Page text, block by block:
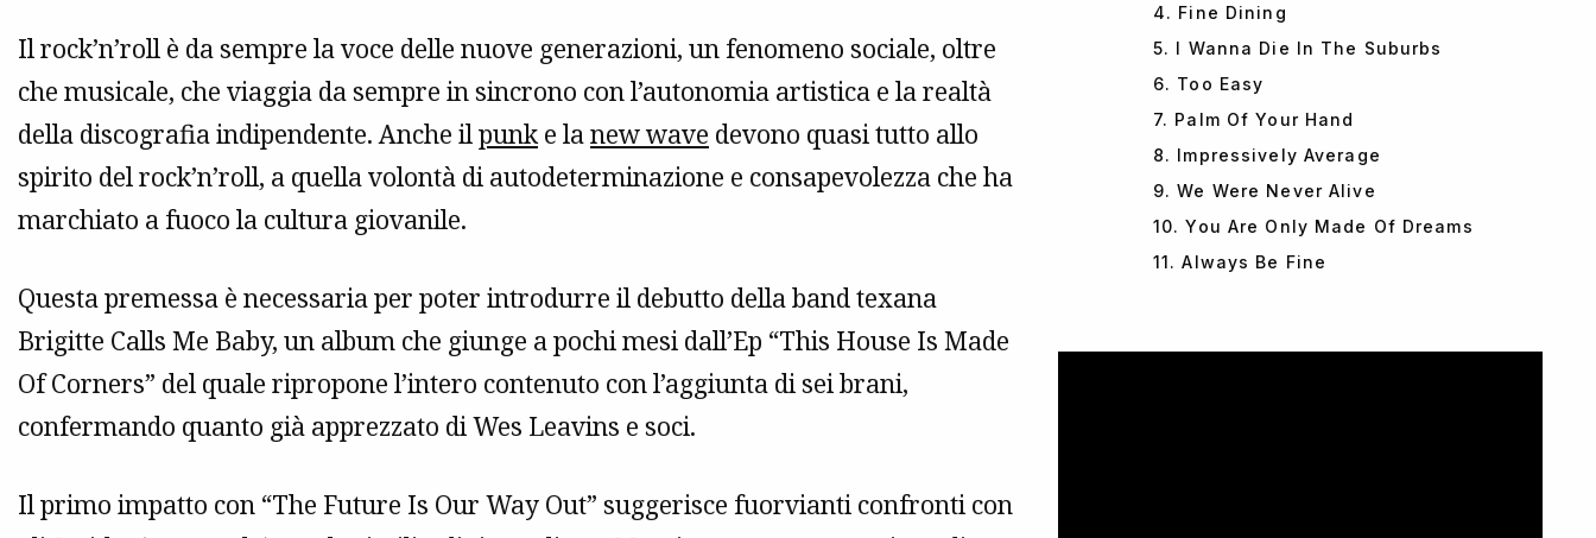
Il rock’n’roll è da sempre la voce delle nuove generazioni, un fenomeno sociale, oltre
che musicale, che viaggia da sempre in sincrono con l’autonomia artistica e la realtà
della discografia indipendente. Anche ilpunke lanew wave devono quasi tutto allo
spirito del rock’n’roll, a quella volontà di autodeterminazione e consapevolezza che ha
marchiato a fuoco la cultura giovanile.
Questa premessa è necessaria per poter introdurre il debutto della band texana
Brigitte Calls Me Baby, un album che giunge a pochi mesi dall’Ep “This House Is Made
Of Corners” del quale ripropone l’intero contenuto con l’aggiunta di sei brani,
confermando quanto già apprezzato di Wes Leavins e soci.
Il primo impatto con “The Future Is Our Way Out” suggerisce fuorvianti confronti con
4. Fine Dining
5. I Wanna Die In The Suburbs
6. Too Easy
7. Palm Of Your Hand
8. Impressively Average
9. We Were Never Alive
10. You Are Only Made Of Dreams
11. Always Be Fine